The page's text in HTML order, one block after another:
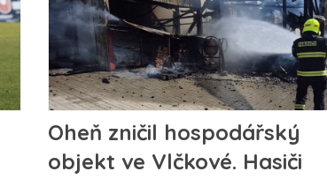
Oheň zničil hospodářský
objekt ve Vlčkové. Hasiči